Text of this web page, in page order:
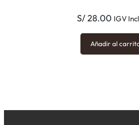
S/28.00 IGV
Añadir al